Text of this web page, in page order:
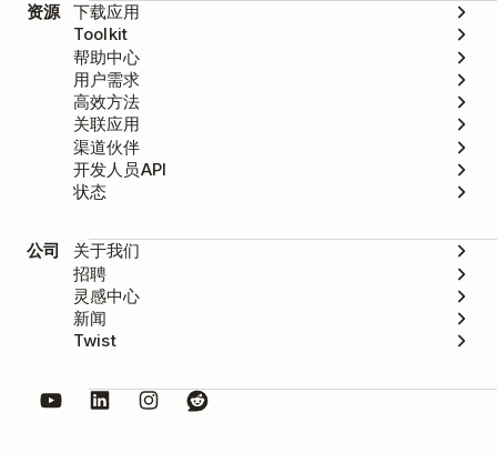
资源
下载应用
Toolkit
帮助中心
用户需求
高效方法
关联应用
渠道伙伴
开发人员API
状态
公司
关于我们
招聘
灵感中心
新闻
Twist